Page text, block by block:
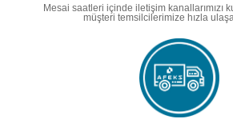
Mesai saatleri içinde iletişim kanallarımızı
müşteri temsilcilerimize hızla